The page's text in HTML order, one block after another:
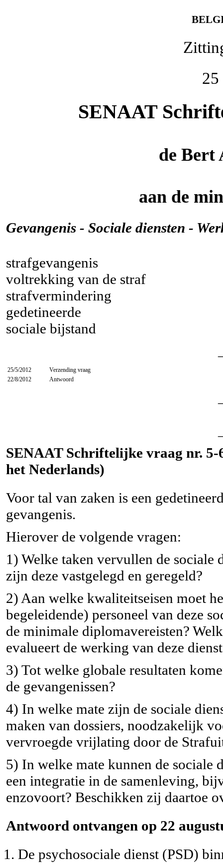
25
SENAAT
de Bert
aan de
Gevangenis - Sociale diensten -
strafgevangenis
voltrekking van de straf
strafvermindering
gedetineerde
sociale bijstand
25/5/2012
Verzending vraag
22/8/2012
Antwoord
SENAAT Schriftelijke vraag nr. 5-
het Nederlands)
Voor tal van zaken is een
gevangenis.
Hierover de volgende vragen:
1) Welke taken vervullen de sociale
zijn deze vastgelegd en geregeld?
2) Aan welke kwaliteitseisen moet
begeleidende) personeel van deze
de minimale diplomavereisten?
evalueert de werking van deze
3) Tot welke globale resultaten
de gevangenissen?
4) In welke mate zijn de sociale
maken van dossiers, noodzakelijk
vervroegde vrijlating door de
5) In welke mate kunnen de sociale
een integratie in de samenleving,
enzovoort? Beschikken zij daartoe
Antwoord ontvangen op 22
De psychosociale dienst (PSD)